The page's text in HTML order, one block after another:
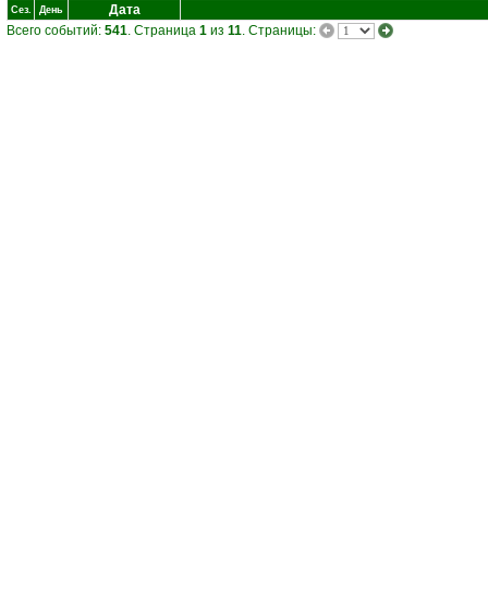
Сез. День
Дата
Всего событий: 541. Страница 1 из 11. Страницы: